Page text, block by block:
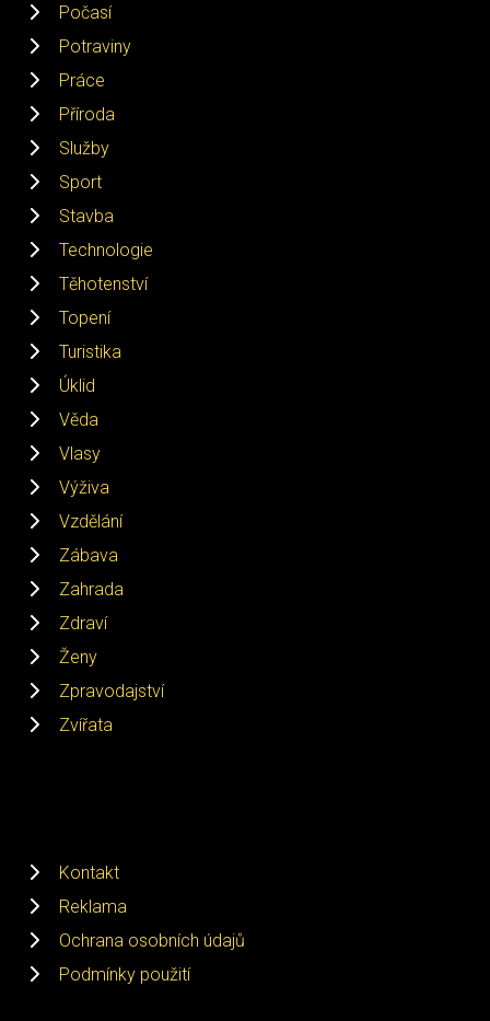
Počasí
Potraviny
Práce
Příroda
Služby
Sport
Stavba
Technologie
Těhotenství
Topení
Turistika
Úklid
Věda
Vlasy
Výživa
Vzdělání
Zábava
Zahrada
Zdraví
Ženy
Zpravodajství
Zvířata
Kontakt
Reklama
Ochrana osobních údajů
Podmínky použití